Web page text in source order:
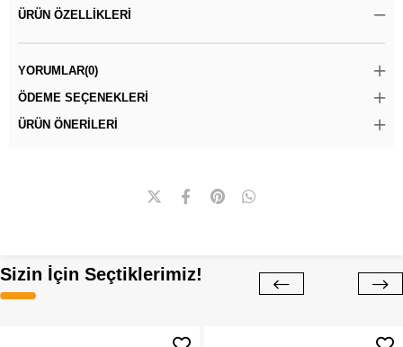
ÜRÜN ÖZELLIKLERI
YORUMLAR(0)
ÖDEME SEÇENEKLERI
ÜRÜN ÖNERILERI
Sizin İçin Seçtiklerimiz!